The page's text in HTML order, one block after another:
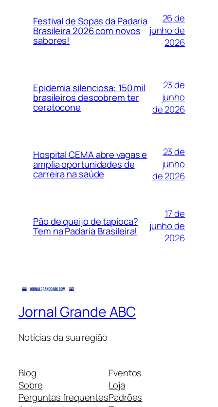
Festival de Sopas da Padaria
Brasileira 2026 com novos
sabores!
26 de
junho de
2026
Epidemia silenciosa: 150 mil
brasileiros descobrem ter
ceratocone
23 de
junho
de 2026
Hospital CEMA abre vagas e
amplia oportunidades de
carreira na saúde
23 de
junho
de 2026
Pão de queijo de tapioca?
Tem na Padaria Brasileira!
17 de
junho de
2026
Jornal Grande ABC
Notícias da sua região
Blog
Sobre
Perguntas frequentes
Eventos
Loja
Padrões